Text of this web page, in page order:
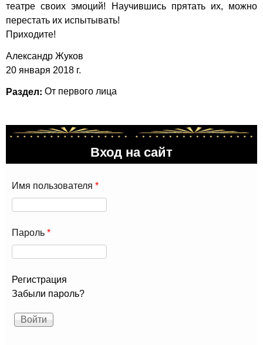
театре своих эмоций! Научившись прятать их, можно
перестать их испытывать!
Приходите!
Александр Жуков
20 января 2018 г.
Раздел: От первого лица
Вход на сайт
Имя пользователя *
Пароль *
Регистрация
Забыли пароль?